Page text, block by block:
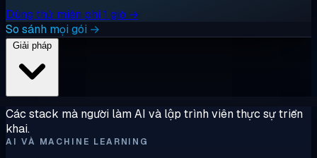
Dùng thử miễn phí 1 giờ →
So sánh mọi gói →
Các stack mà người làm AI và lập trình viên thực sự triển
khai.
AI VÀ MACHINE LEARNING